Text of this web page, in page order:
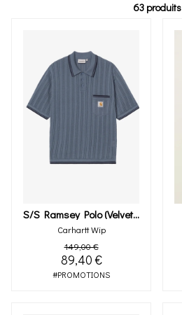
63 produits
S/s Ramsey Polo (velvet Blue)
Carhartt Wip
149,00 €
89,40 €
#PROMOTIONS